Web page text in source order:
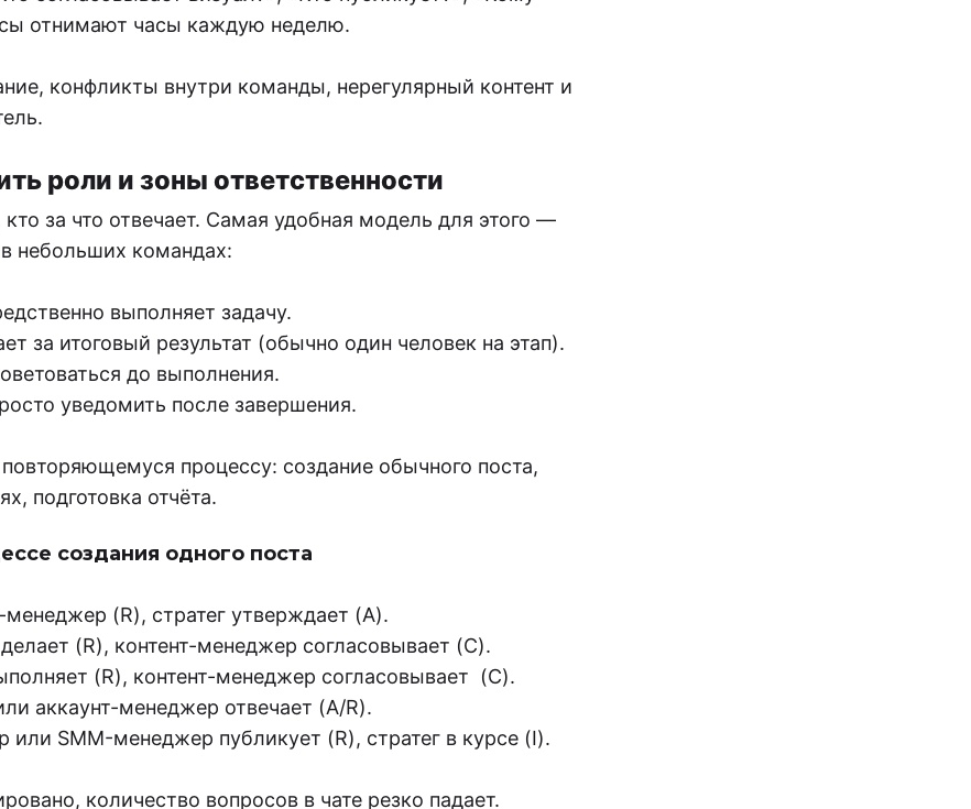
отнимают часы каждую неделю.
конфликты внутри команды, нерегулярный контент и
роли и зоны ответственности
за что отвечает. Самая удобная модель для этого —
небольших командах:
выполняет задачу.
за итоговый результат (обычно один человек на этап).
до выполнения.
уведомить после завершения.
процессу: создание обычного поста,
подготовка отчёта.
создания одного поста
(R), стратег утверждает (A).
(R), контент-менеджер согласовывает (C).
(R), контент-менеджер согласовывает (C).
аккаунт-менеджер отвечает (A/R).
SMM-менеджер публикует (R), стратег в курсе (I).
количество вопросов в чате резко падает.